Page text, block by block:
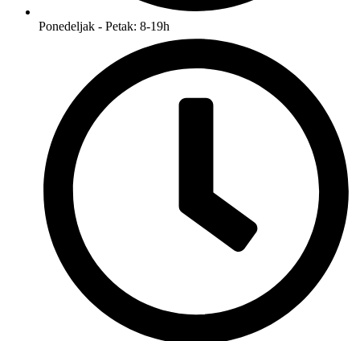
Ponedeljak - Petak: 8-19h